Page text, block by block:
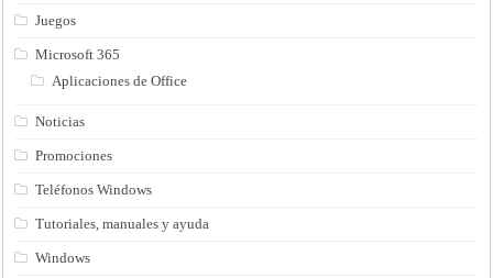
Juegos
Microsoft 365
Aplicaciones de Office
Noticias
Promociones
Teléfonos Windows
Tutoriales, manuales y ayuda
Windows